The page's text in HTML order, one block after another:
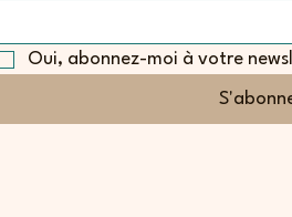
Oui, abonnez-moi à votre